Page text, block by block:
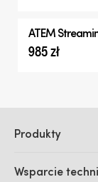
ATEM
985 zł
Produkty
DaVinci Resolve i
Wsparcie